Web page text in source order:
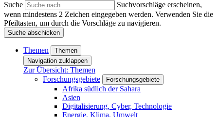
Suche
Suchvorschläge erscheinen,
wenn mindestens 2 Zeichen eingegeben werden. Verwenden Sie die
Pfeiltasten, um durch die Vorschläge zu navigieren.
Suche abschicken
Themen
Themen
Navigation zuklappen
Zur Übersicht: Themen
Forschungsgebiete
Forschungsgebiete
Afrika südlich der Sahara
Asien
Digitalisierung, Cyber, Technologie
Energie, Klima, Umwelt